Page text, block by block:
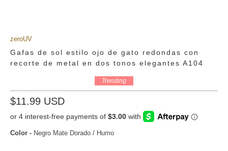
zeroUV
Gafas de sol estilo ojo de gato redondas con
recorte de metal en dos tonos elegantes A104
Trending
$11.99 USD
Color - Negro Mate Dorado / Humo